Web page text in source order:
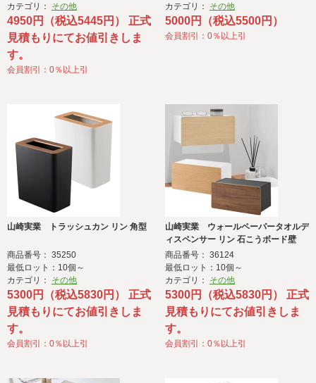
カテゴリ： その他
4950円（税込5445円） 正式
見積もりにてお値引きしま
す。
会員割引：0％以上引
カテゴリ： その他
5000円（税込5500円）
会員割引：0％以上引
山崎実業 トラッシュカン リン 角型
商品番号： 35250
最低ロット：10個～
カテゴリ： その他
5300円（税込5830円） 正式
見積もりにてお値引きしま
す。
会員割引：0％以上引
山崎実業 ウォールペーパータオルデ
ィスペンサー リン 石こうボード壁
商品番号： 36124
最低ロット：10個～
カテゴリ： その他
5300円（税込5830円） 正式
見積もりにてお値引きしま
す。
会員割引：0％以上引